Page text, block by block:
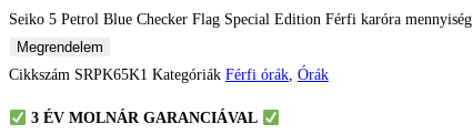
Seiko 5 Petrol Blue Checker Flag Special Edition Férfi karóra mennyiség
Megrendelem
Cikkszám SRPK65K1 Kategóriák Férfi órák, Órák
3 ÉV MOLNÁR GARANCIÁVAL